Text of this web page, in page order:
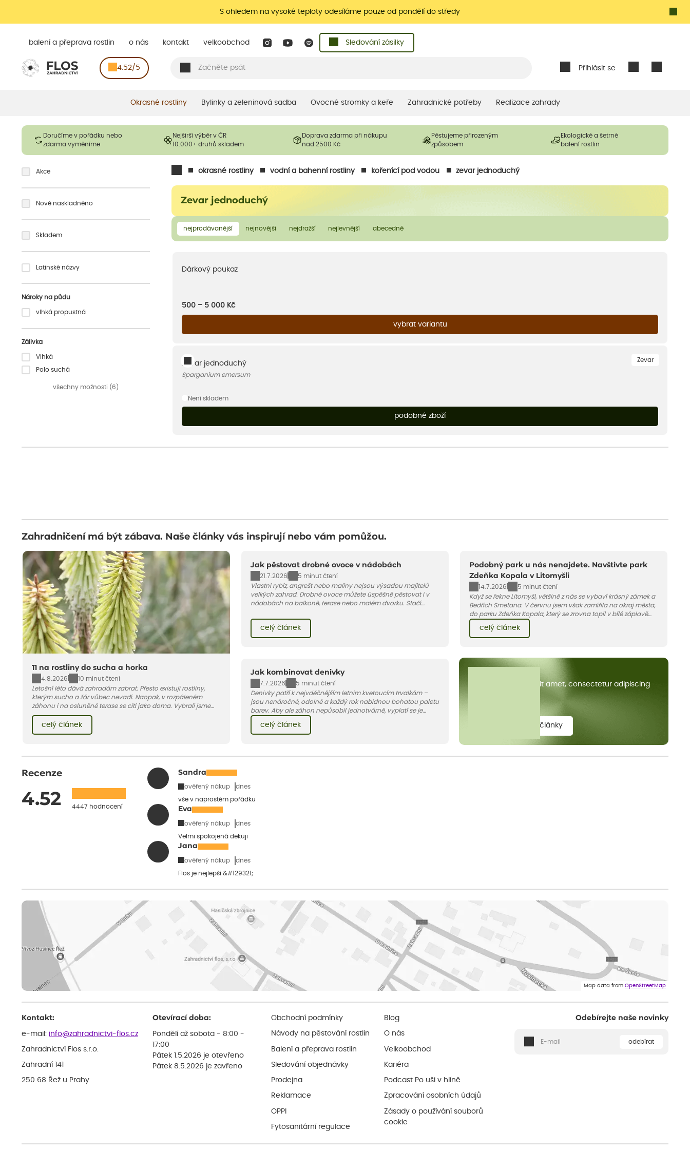
S ohledem na vysoké teploty odesíláme pouze od pondělí do středy
Přihlásit se
balení a přeprava rostlin o nás kontakt velkoobchod Sledování zásilky
4.52/5
Okrasné rostliny Bylinky a zeleninová sadba Ovocné stromky a keře Zahradnické potřeby Realizace zahrady
Doručíme v pořádku nebo
zdarma vyměníme
Nejširší výběr v ČR
10.000+ druhů skladem
Doprava zdarma při nákupu
nad 2500 Kč
Pěstujeme přirozeným
způsobem
Ekologické a šetrné
balení rostlin
okrasné rostliny vodní a bahenní rostliny kořenící pod vodou zevar jednoduchý
Zevar jednoduchý
nejprodávanější nejnovější nejdražší nejlevnější abecedně
Akce
Nově naskladněno
Skladem
Latinské názvy
Nároky na půdu
vlhká propustná
Zálivka
Vlhká
Polo suchá
všechny možnosti (6)
Dárkový poukaz
500 – 5 000 Kč
vybrat variantu
Zevar
Zevar jednoduchý
Sparganium emersum
Není skladem
podobné zboží
Zahradničení má být zábava. Naše články vás inspirují nebo vám pomůžou.
11 na rostliny do sucha a horka
4.8.2026
10 minut čtení
Letošní léto dává zahradám zabrat. Přesto existují rostliny,
kterým sucho a žár vůbec nevadí. Naopak, v rozpáleném
záhonu i na osluněné terase se cítí jako doma. Vybrali jsme
pro vás 11 tipů na odolné druhy, které zvládnou horké a suché
léto bez pravidelné zálivky. Pojďme se podívat, které to jsou.
celý článek
Jak pěstovat drobné ovoce v nádobách
21.7.2026
5 minut čtení
Vlastní rybíz, angrešt nebo maliny nejsou výsadou majitelů
velkých zahrad. Drobné ovoce můžete úspěšně pěstovat i v
nádobách na balkoně, terase nebo malém dvorku. Stačí
pár základních pravidel. V tomto článku vám poradíme, jak na
celý článek
Podobný park u nás nenajdete. Navštivte park
Zdeňka Kopala v Litomyšli
14.7.2026
5 minut čtení
Když se řekne Litomyšl, většině z nás se vybaví krásný zámek a
Bedřich Smetana. V červnu jsem však zamířila na okraj města,
do parku Zdeňka Kopala, který se zrovna topil v bílé záplavě
kvetoucích kopretin. Fotky řeknou víc než slova, přidávám k
nim pár řádků o tom, jak tento jedinečný kus krajiny vznikl.
celý článek
Jak kombinovat denivky
7.7.2026
5 minut čtení
Denivky patří k nejvděčnějším letním kvetoucím trvalkám –
jsou nenáročné, odolné a každý rok nabídnou bohatou paletu
barev. Aby ale záhon nepůsobil jednotvárně, vyplatí se je
jakými trvalkami a travinami denivky nejlépe ladí.
celý článek
Lorem ipsum dolor sit amet, consectetur adipiscing
zobrazit všechny články
Recenze
4.52 4447 hodnocení
Sandra
ověřený nákup dnes
vše v naprostém pořádku
Eva
ověřený nákup dnes
Velmi spokojená dekuji
Jana
ověřený nákup dnes
Flos je nejlepší &#129321;
Map data from OpenStreetMap
Kontakt:
e-mail: info@zahradnictvi-flos.cz
Zahradnictví Flos s.r.o.
Zahradní 141
250 68 Řež u Prahy
Otevírací doba:
Pondělí až sobota - 8:00 -
17:00
Pátek 1.5.2026 je otevřeno
Pátek 8.5.2026 je zavřeno
Obchodní podmínky
Návody na pěstování rostlin
Balení a přeprava rostlin
Sledování objednávky
Prodejna
Reklamace
OPPI
Fytosanitární regulace
Blog
O nás
Velkoobchod
Kariéra
Podcast Po uši v hlíně
Zpracování osobních údajů
Zásady o používání souborů
cookie
Odebírejte naše novinky
odebírat